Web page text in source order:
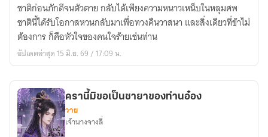
มิ
ขอ
เป็น
ชายา
ท่าน
อ๋อง
เซียว
เฟิ
ชาติก่อนภักดีจนตัวตาย กลับได้เพียงความหนาวเหน็บในหลุมศพ
ชาตินี้ได้รับโอกาสหวนกลับมาเพื่อทวงคืนวาสนา และสิ่งเดียวที่ข้าไม่
ต้องการ ก็คือหัวใจของคนใจร้ายเช่นท่าน
อัปเดตล่าสุด 15 มิ.ย. 69 / 17:09 น.
ครานี้มิขอเป็นชายาของท่านอ๋อง
วาย
เจ้านางจางลี่